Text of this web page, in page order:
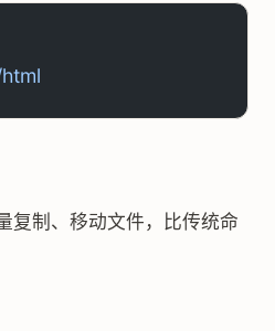
复制、移动文件，比传统命